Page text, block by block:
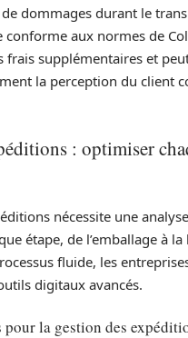
dommages durant le
conforme aux normes de
frais supplémentaires et
la perception du client
: optimiser
nécessite une analyse
étape, de l’emballage à
fluide, les
digitaux avancés.
la gestion des